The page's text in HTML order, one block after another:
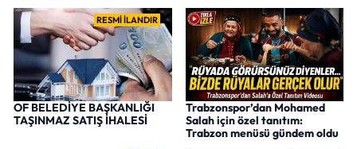
RESMİ İLANDIR
OF BELEDİYE BAŞKANLIĞI
TAŞINMAZ SATIŞ İHALESİ
Trabzonspor’dan Mohamed
Salah için özel tanıtım:
Trabzon menüsü gündem oldu